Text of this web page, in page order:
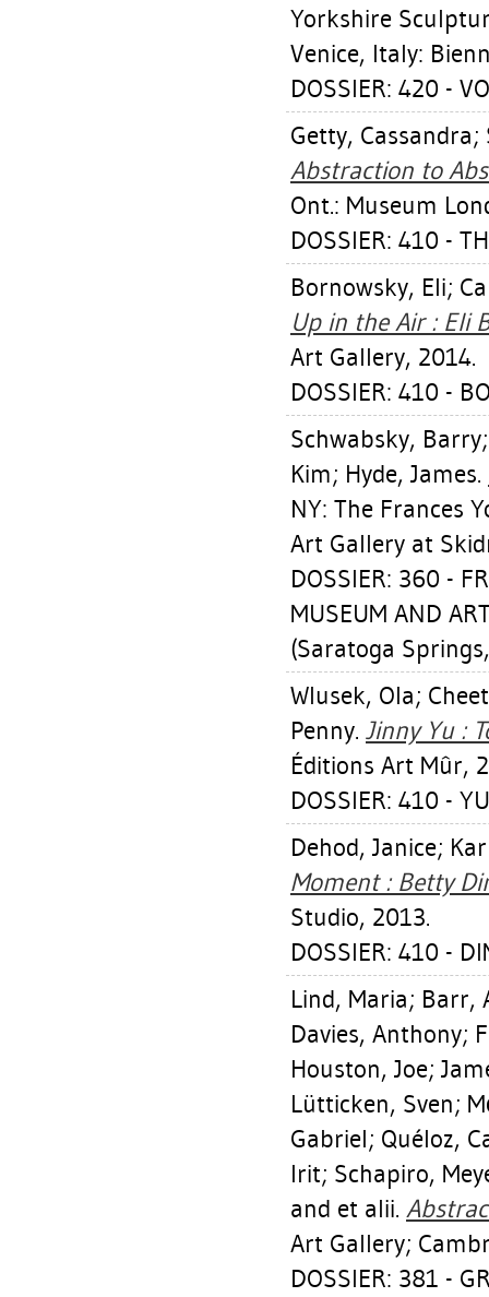
Yorkshire
Venice, Italy:
DOSSIER: 420 -
Getty, Cassandra;
Abstraction to
Ont.: Museum
DOSSIER: 410 -
Bornowsky, Eli;
Up in the Air : Eli
Art Gallery, 2014.
DOSSIER: 410 -
Schwabsky, Barry
Kim; Hyde, James.
NY: The Frances
Art Gallery at
DOSSIER: 360 -
MUSEUM AND
(Saratoga
Wlusek, Ola;
Penny. Jinny Yu :
Éditions Art Mûr,
DOSSIER: 410 -
Dehod, Janice;
Moment : Betty
Studio, 2013.
DOSSIER: 410 -
Lind, Maria; Barr,
Davies, Anthony;
Houston, Joe;
Lütticken, Sven;
Gabriel; Quéloz,
Irit; Schapiro,
and et alii.
Art Gallery;
DOSSIER: 381 -